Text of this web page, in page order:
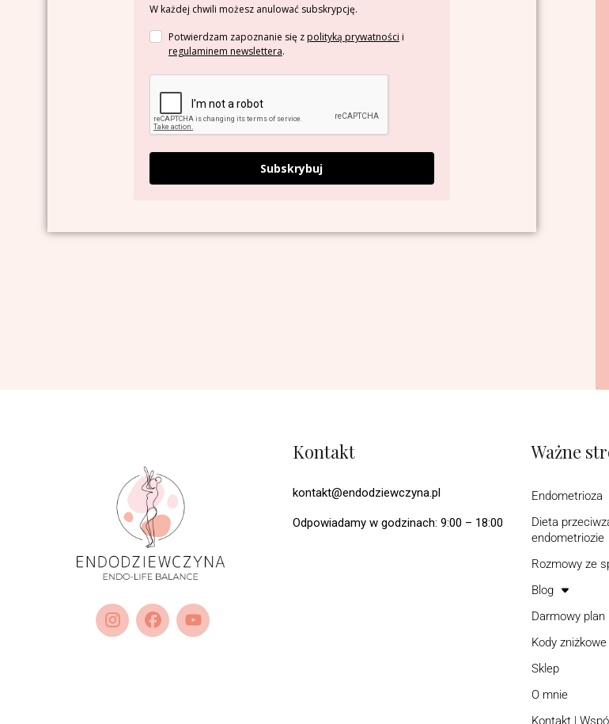
W każdej chwili możesz anulować subskrypcję.
Potwierdzam zapoznanie się zpolityką prywatności i
regulaminem newslettera.
Subskrybuj
Kontakt
kontakt@endodziewczyna.pl
Odpowiadamy w godzinach: 9:00 – 18:00
Ważne
Endometrioza
Dieta
endometriozie
Rozmowy ze
Blog
Darmowy plan
Kody zniżkowe
Sklep
O mnie
Kontakt |